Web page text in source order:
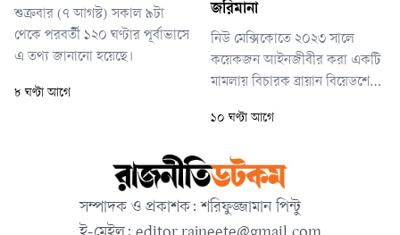
শুক্রবার (৭ আগস্ট) সকাল ৯টা
থেকে পরবর্তী ১২০ ঘণ্টার পূর্বাভাসে
এ তথ্য জানানো হয়েছে।
৮ ঘণ্টা আগে
জরিমানা
নিউ মেক্সিকোতে ২০২৩ সালে
কয়েকজন আইনজীবীর করা একটি
মামলায় বিচারক ব্রায়ান বিয়েডশেইড
ফেসবুকসহ মেটার প্ল্যাটফর্মগুলো
যৌন উত্তেজক উপাদান ও যৌন
শিকারীদের সংস্পর্শে এনেছে—
এমন অভিযোগ এনে মেটাকে
১০ ঘণ্টা আগে
সম্পাদক ও প্রকাশক: শরিফুজ্জামান পিন্টু